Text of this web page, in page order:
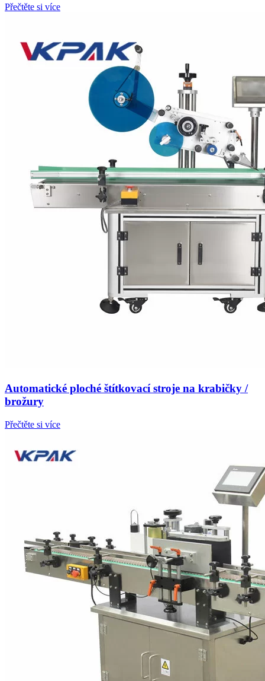
Přečtěte si více
Automatické ploché štítkovací stroje na krabičky /
brožury
Přečtěte si více